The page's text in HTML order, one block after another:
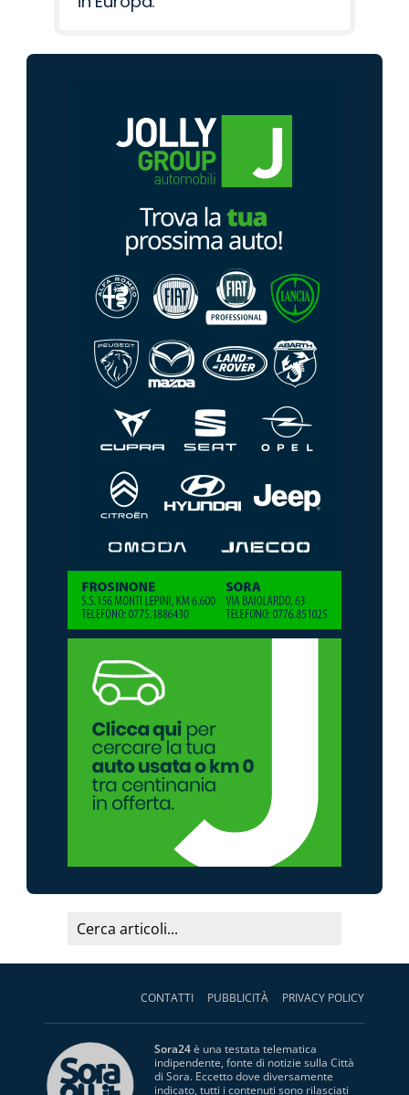
CONTATTI PUBBLICITÀ PRIVACY POLICY
Sora24è una testata telematica
indipendente, fonte di notizie sulla Città
di Sora. Eccetto dove diversamente
indicato, tutti i contenuti sono rilasciati